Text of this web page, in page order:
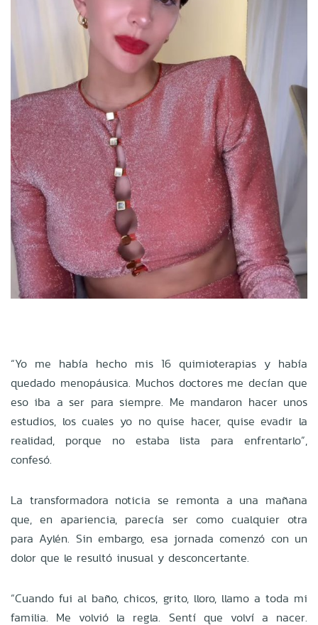
“Yo me había hecho mis 16 quimioterapias y había
quedado menopáusica. Muchos doctores me decían que
eso iba a ser para siempre. Me mandaron hacer unos
estudios, los cuales yo no quise hacer, quise evadir la
realidad, porque no estaba lista para enfrentarlo”,
confesó.
La transformadora noticia se remonta a una mañana
que, en apariencia, parecía ser como cualquier otra
para Aylén. Sin embargo, esa jornada comenzó con un
dolor que le resultó inusual y desconcertante.
“Cuando fui al baño, chicos, grito, lloro, llamo a toda mi
familia. Me volvió la regla. Sentí que volví a nacer.